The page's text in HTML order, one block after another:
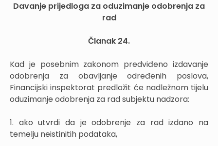
Davanje prijedloga za oduzimanje odobrenja za
rad
Članak 24.
Kad je posebnim zakonom predviđeno izdavanje
odobrenja za obavljanje određenih poslova,
Financijski inspektorat predložit će nadležnom tijelu
oduzimanje odobrenja za rad subjektu nadzora:
1. ako utvrdi da je odobrenje za rad izdano na
temelju neistinitih podataka,